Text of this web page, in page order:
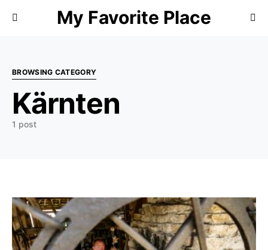
My Favorite Place
Search for:
BROWSING CATEGORY
Kärnten
1 post